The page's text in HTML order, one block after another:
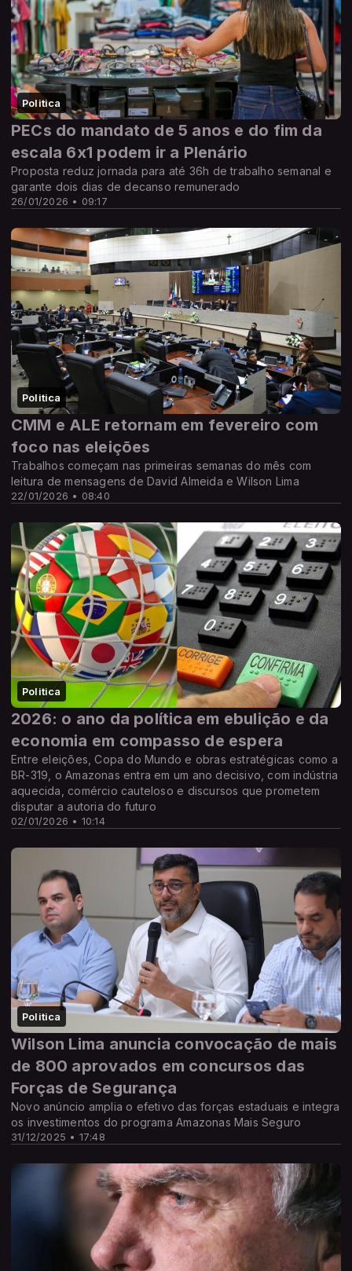
Politica
26/01/2026 • 09:17
PECs do mandato de 5 anos e do fim da
escala 6x1 podem ir a Plenário
Proposta reduz jornada para até 36h de trabalho semanal e
garante dois dias de decanso remunerado
Politica
22/01/2026 • 08:40
CMM e ALE retornam em fevereiro com
foco nas eleições
Trabalhos começam nas primeiras semanas do mês com
leitura de mensagens de David Almeida e Wilson Lima
Politica
02/01/2026 • 10:14
2026: o ano da política em ebulição e da
economia em compasso de espera
Entre eleições, Copa do Mundo e obras estratégicas como a
BR-319, o Amazonas entra em um ano decisivo, com indústria
aquecida, comércio cauteloso e discursos que prometem
disputar a autoria do futuro
Politica
31/12/2025 • 17:48
Wilson Lima anuncia convocação de mais
de 800 aprovados em concursos das
Forças de Segurança
Novo anúncio amplia o efetivo das forças estaduais e integra
os investimentos do programa Amazonas Mais Seguro